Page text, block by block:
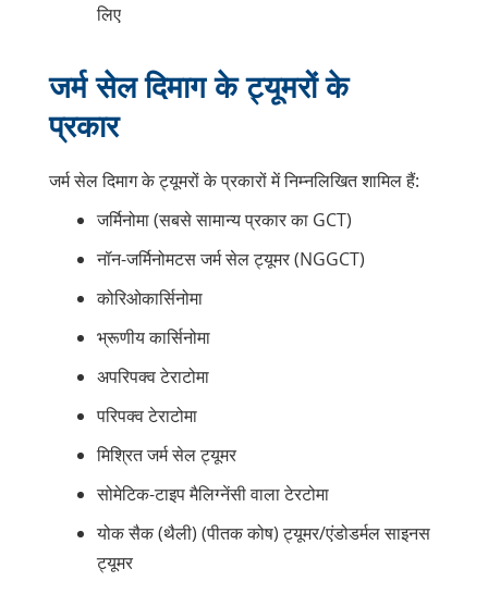
लिए
जर्म सेल दिमाग के ट्यूमरों के
प्रकार
जर्म सेल दिमाग के ट्यूमरों के प्रकारों में निम्नलिखित शामिल हैं:
जर्मिनोमा (सबसे सामान्य प्रकार का GCT)
नॉन-जर्मिनोमटस जर्म सेल ट्यूमर (NGGCT)
कोरिओकार्सिनोमा
भ्रूणीय कार्सिनोमा
अपरिपक्व टेराटोमा
परिपक्व टेराटोमा
मिश्रित जर्म सेल ट्यूमर
सोमेटिक-टाइप मैलिग्नेंसी वाला टेरटोमा
योक सैक (थैली) (पीतक कोष) ट्यूमर/एंडोडर्मल साइनस
ट्यूमर